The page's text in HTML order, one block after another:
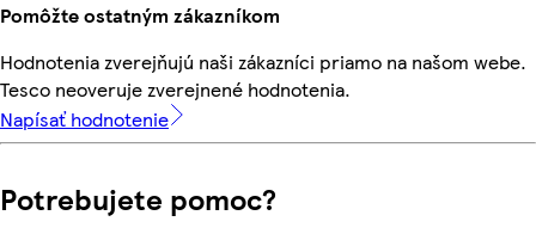
Pomôžte ostatným zákazníkom
Hodnotenia zverejňujú naši zákazníci priamo na našom webe.
Tesco neoveruje zverejnené hodnotenia.
Napísať hodnotenie
Potrebujete pomoc?